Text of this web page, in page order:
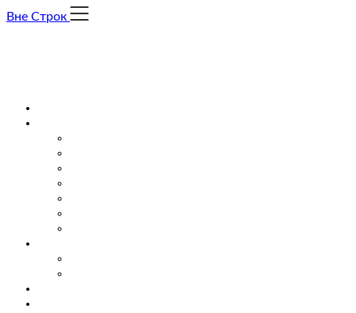
Skip
Вне Строк